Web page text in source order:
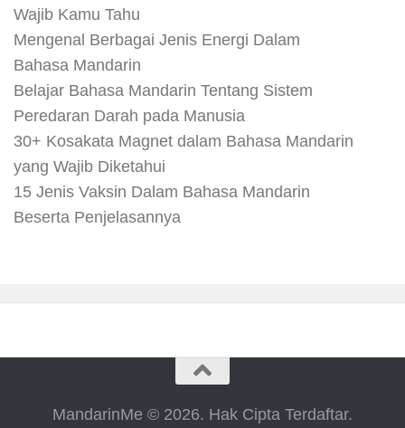
Wajib Kamu Tahu
Mengenal Berbagai Jenis Energi Dalam
Bahasa Mandarin
Belajar Bahasa Mandarin Tentang Sistem
Peredaran Darah pada Manusia
30+ Kosakata Magnet dalam Bahasa Mandarin
yang Wajib Diketahui
15 Jenis Vaksin Dalam Bahasa Mandarin
Beserta Penjelasannya
MandarinMe © 2026. Hak Cipta Terdaftar.